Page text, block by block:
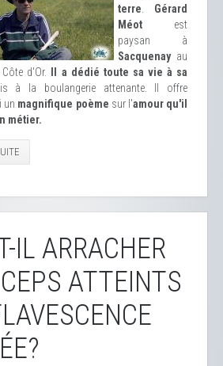
terre
Gérard
Méot est
paysan à
Sacquenayau
d'Or.
Il a dédié toute sa vie à sa
à la boulangerie attenante. Il offre
un magnifique poème sur l'amour qu'il
métier.
IL ARRACHER
ATTEINTS